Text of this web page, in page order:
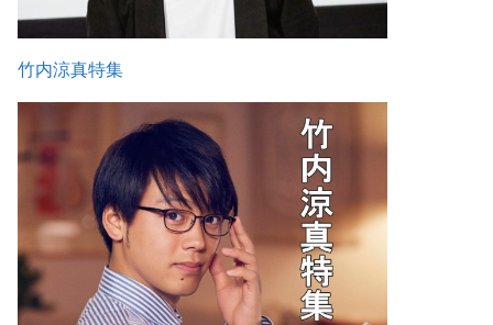
竹内涼真特集